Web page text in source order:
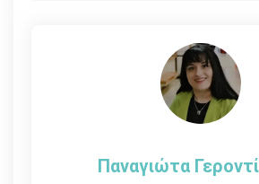
Παναγιώτα